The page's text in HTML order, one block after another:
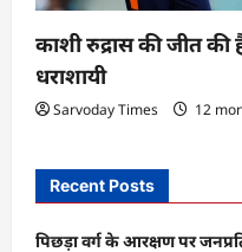
काशी रुद्रास की जीत की
धराशायी
Sarvoday Times 12
Recent Posts
पिछड़ा वर्ग के आरक्षण पर